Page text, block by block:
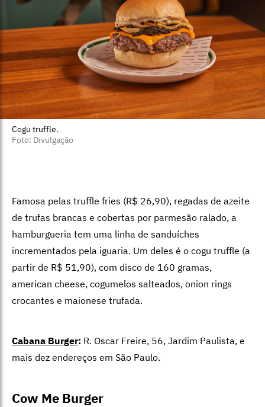
Cogu truffle.
Foto: Divulgação
Famosa pelas truffle fries (R$ 26,90), regadas de azeite
de trufas brancas e cobertas por parmesão ralado, a
hamburgueria tem uma linha de sanduíches
incrementados pela iguaria. Um deles é o cogu truffle (a
partir de R$ 51,90), com disco de 160 gramas,
american cheese, cogumelos salteados, onion rings
crocantes e maionese trufada.
Cabana Burger: R. Oscar Freire, 56, Jardim Paulista, e
mais dez endereços em São Paulo.
Cow Me Burger